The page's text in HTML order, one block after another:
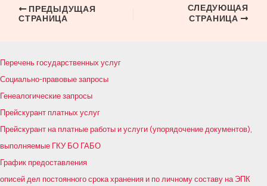
Навигация
ПРЕДЫДУЩАЯ
СТРАНИЦА
СЛЕДУЮЩАЯ
СТРАНИЦА
Перечень государственных услуг
Социально-правовые запросы
Генеалогические запросы
Прейскурант платных услуг
Прейскурант на платные работы и услуги (упорядочение документов),
выполняемые ГКУ БО ГАБО
График предоставления
описей дел постоянного срока хранения и по личному составу на ЭПК